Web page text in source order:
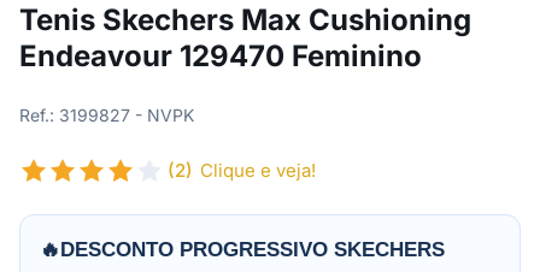
Tenis Skechers Max Cushioning
Endeavour 129470 Feminino
Ref.: 3199827 - NVPK
(2) Clique e veja!
🔥DESCONTO PROGRESSIVO SKECHERS